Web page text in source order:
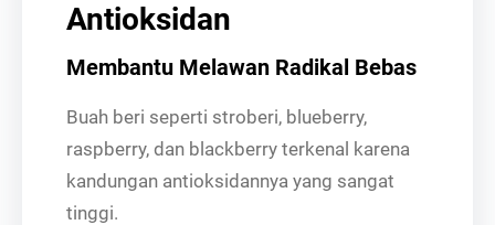
Antioksidan
Membantu Melawan Radikal Bebas
Buah beri seperti stroberi, blueberry,
raspberry, dan blackberry terkenal karena
kandungan antioksidannya yang sangat
tinggi.